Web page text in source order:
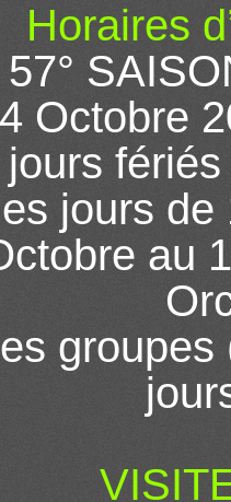
Horaires
57°
Octobre
jours
jours
au